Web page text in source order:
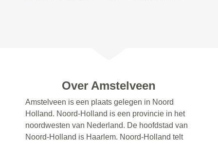
Over Amstelveen
Amstelveen is een plaats gelegen in Noord
Holland. Noord-Holland is een provincie in het
noordwesten van Nederland. De hoofdstad van
Noord-Holland is Haarlem. Noord-Holland telt